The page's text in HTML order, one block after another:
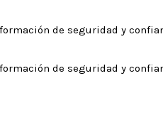
de seguridad y
de seguridad y